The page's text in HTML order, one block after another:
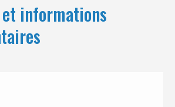
informations